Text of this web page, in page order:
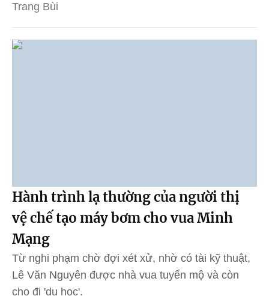
Trang Bùi
Hành trình lạ thường của người thị
vệ chế tạo máy bơm cho vua Minh
Mạng
Từ nghi phạm chờ đợi xét xử, nhờ có tài kỹ thuật,
Lê Văn Nguyên được nhà vua tuyển mộ và còn
cho đi 'du học'.